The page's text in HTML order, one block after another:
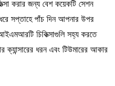
করার জন্য বেশ কয়েকটি সেশন
সপ্তাহে পাঁচ দিন আপনার উপর
চিকিত্সাগুলি সহ্য করতে
ক্যান্সারের ধরন এবং টিউমারের আকার